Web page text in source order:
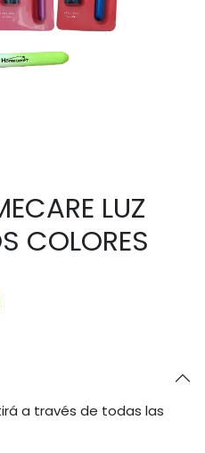
LUZ
COLORES
a través de todas las